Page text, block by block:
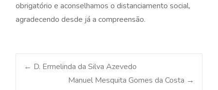
obrigatório e aconselhamos o distanciamento social,
agradecendo desde já a compreensão.
Post
← D. Ermelinda da Silva Azevedo
Manuel Mesquita Gomes da Costa →